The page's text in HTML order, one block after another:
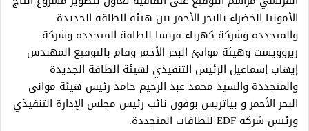
الأمونيا الخضراء بالبحر الأحمر بين هيئة الطاقة الجديدة
والمتجددة وشركة كهرباء فرنسا للطاقة المتجددة وشركة
زيروويست وهيئة موانئ البحر الأحمر وقام بالتوقيع المهندس
إيهاب إسماعيل الرئيس التنفيذي لهيئة الطاقة الجديدة
والمتجددة والسيد محمد عبد الرحيم حامد رئيس هيئة موانى
البحر الأحمر و بياتريس بوفون نائب رئيس مجلس الإدارة التنفيذي
ورئيس شركة EDF للطاقات المتجددة.